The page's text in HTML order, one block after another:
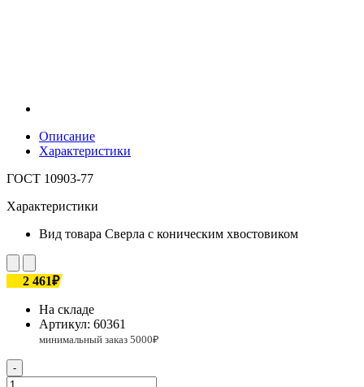
Описание
Характеристики
ГОСТ 10903-77
Характеристики
Вид товара Сверла с коническим хвостовиком
2 461₽
На складе
Артикул: 60361
-